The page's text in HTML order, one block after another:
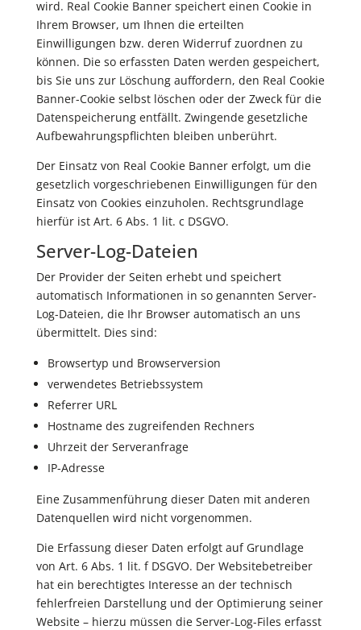
wird. Real Cookie Banner speichert einen Cookie in
Ihrem Browser, um Ihnen die erteilten
Einwilligungen bzw. deren Widerruf zuordnen zu
können. Die so erfassten Daten werden gespeichert,
bis Sie uns zur Löschung auffordern, den Real Cookie
Banner-Cookie selbst löschen oder der Zweck für die
Datenspeicherung entfällt. Zwingende gesetzliche
Aufbewahrungspflichten bleiben unberührt.
Der Einsatz von Real Cookie Banner erfolgt, um die
gesetzlich vorgeschriebenen Einwilligungen für den
Einsatz von Cookies einzuholen. Rechtsgrundlage
hierfür ist Art. 6 Abs. 1 lit. c DSGVO.
Server-Log-Dateien
Der Provider der Seiten erhebt und speichert
automatisch Informationen in so genannten Server-
Log-Dateien, die Ihr Browser automatisch an uns
übermittelt. Dies sind:
Browsertyp und Browserversion
verwendetes Betriebssystem
Referrer URL
Hostname des zugreifenden Rechners
Uhrzeit der Serveranfrage
IP-Adresse
Eine Zusammenführung dieser Daten mit anderen
Datenquellen wird nicht vorgenommen.
Die Erfassung dieser Daten erfolgt auf Grundlage
von Art. 6 Abs. 1 lit. f DSGVO. Der Websitebetreiber
hat ein berechtigtes Interesse an der technisch
fehlerfreien Darstellung und der Optimierung seiner
Website – hierzu müssen die Server-Log-Files erfasst